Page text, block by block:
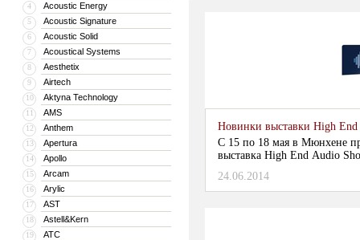
4 Acoustic Energy
5 Acoustic Signature
6 Acoustic Solid
7 Acoustical Systems
8 Aesthetix
9 Airtech
10 Aktyna Technology
11 AMS
12 Anthem
13 Apertura
14 Apollo
15 Arcam
16 Arylic
17 AST
18 Astell&Kern
19 ATC
Новинки выставки High
С 15 по 18 мая в Мюнхене
выставка High End Audio
24.06.2014